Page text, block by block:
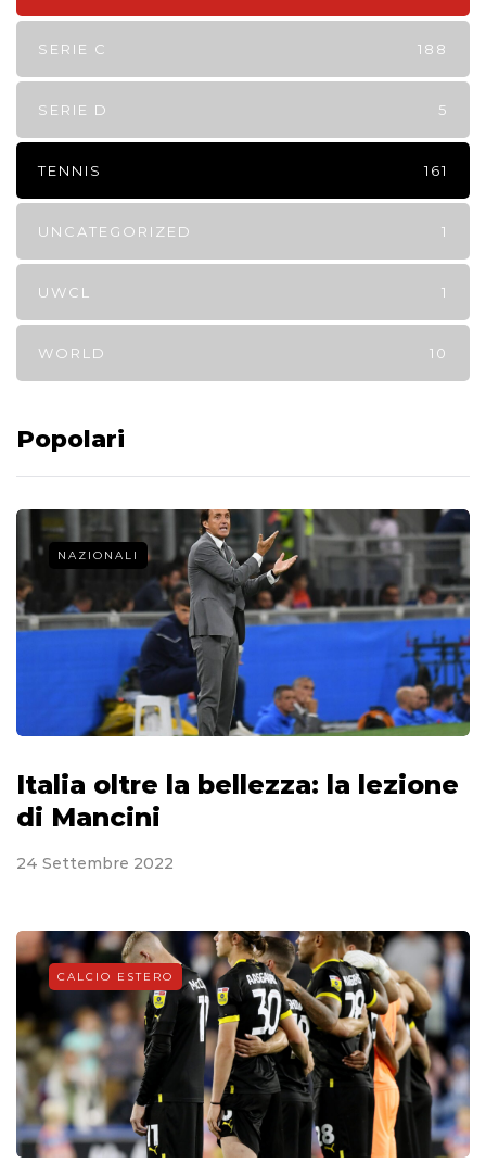
SERIE C 188
SERIE D 5
TENNIS 161
UNCATEGORIZED 1
UWCL 1
WORLD 10
Popolari
NAZIONALI
Italia oltre la bellezza: la lezione
di Mancini
24 Settembre 2022
CALCIO ESTERO